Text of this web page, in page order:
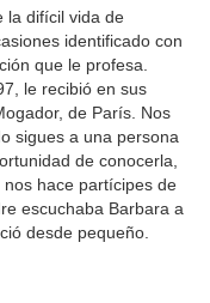
la difícil vida de
identificado con
que le profesa.
le recibió en sus
de París. Nos
sigues a una persona
de conocerla,
hace partícipes de
escuchaba Barbara a
desde pequeño.